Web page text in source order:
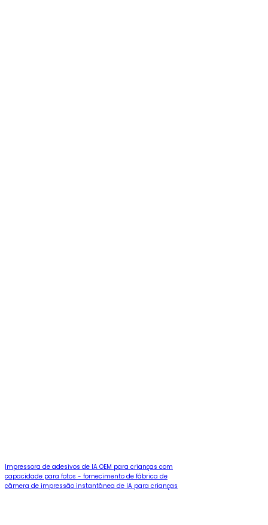
Impressora de adesivos de IA OEM para crianças com
capacidade para fotos - fornecimento de fábrica de
câmera de impressão instantânea de IA para crianças